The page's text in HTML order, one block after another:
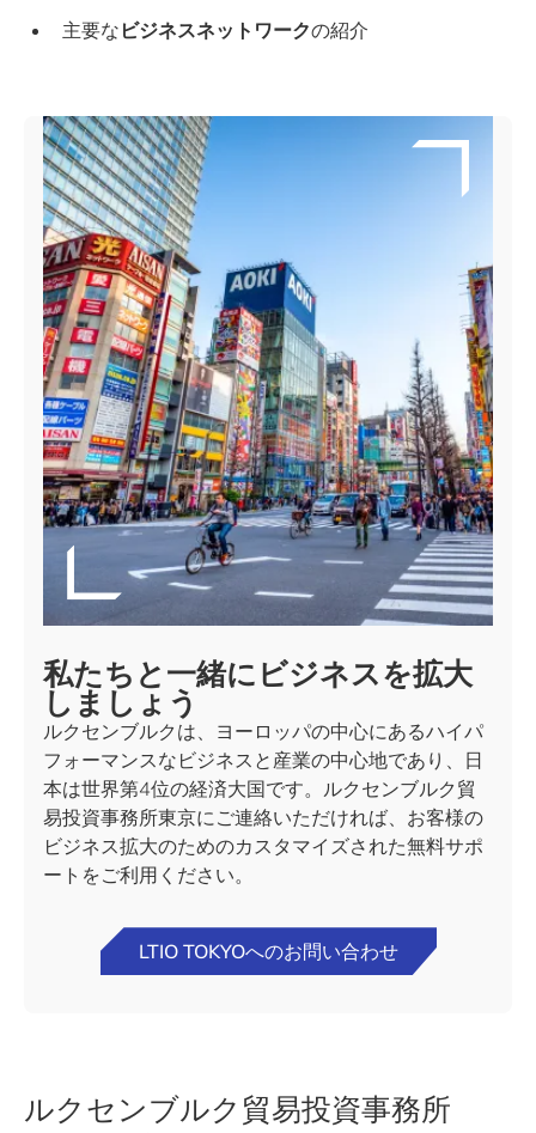
主要な ビジネスネットワークの紹介
私たちと一緒にビジネスを拡大
しましょう
ルクセンブルクは、ヨーロッパの中心にあるハイパ
フォーマンスなビジネスと産業の中心地であり、日
本は世界第4位の経済大国です。ルクセンブルク貿
易投資事務所東京にご連絡いただければ、お客様の
ビジネス拡大のためのカスタマイズされた無料サポ
ートをご利用ください。
LTIO TOKYOへのお問い合わせ
ルクセンブルク貿易投資事務所